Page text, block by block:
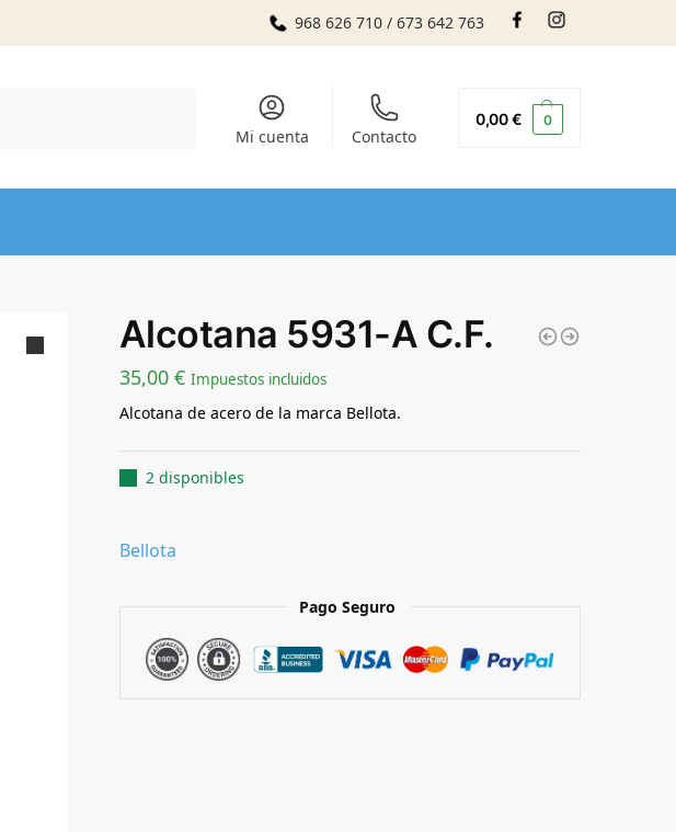
968 626 710 / 673 642 763
Mi cuenta Contacto
0,00€ 0
Alcotana 5931-A C.F.
35,00 € Impuestos incluidos
Alcotana de acero de la marca Bellota.
2 disponibles
Bellota
Pago Seguro